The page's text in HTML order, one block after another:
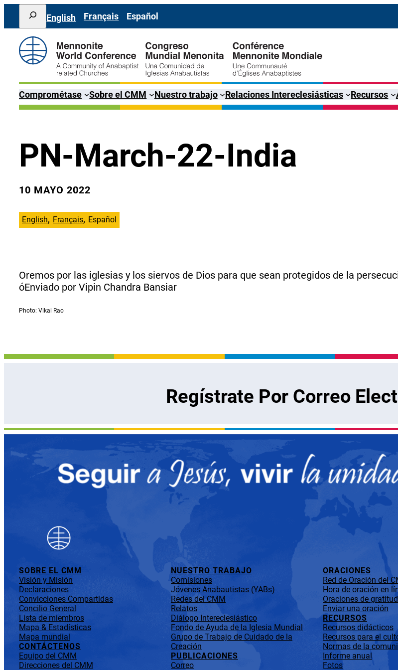
Saltar
contenido
Search
English Français Español
Comprométase Sobre el CMM Nuestro trabajo Relaciones Intereclesiásticas Recursos
PN-March-22-India
10 MAYO 2022
English Français Español
Oremos por las iglesias y los siervos de Dios para que sean protegidos de la
óEnviado por Vipin Chandra Bansiar
Photo: Vikal Rao
Regístrate Por Correo
SOBRE EL CMM
Visión y Misión
Declaraciones
Convicciones Compartidas
Concilio General
Lista de miembros
Mapa & Estadísticas
Mapa mundial
CONTÁCTENOS
Equipo del CMM
Direcciones del CMM
NUESTRO TRABAJO
Comisiones
Jóvenes Anabautistas (YABs)
Redes del CMM
Relatos
Diálogo Intereclesiástico
Fondo de Ayuda de la Iglesia Mundial
Grupo de Trabajo de Cuidado de la
Creación
PUBLICACIONES
Correo
ORACIONES
Red de Oración del
Hora de oración en
Oraciones de
Enviar una oración
RECURSOS
Recursos didácticos
Recursos para el
Normas de la
Informe anual
Fotos